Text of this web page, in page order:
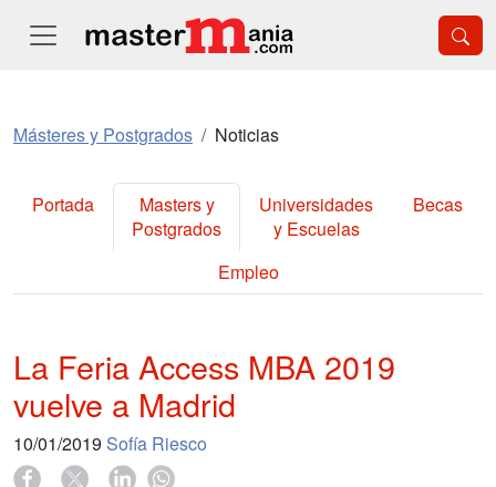
Másteres y Postgrados Noticias
Portada
Masters y
Postgrados
Universidades
y Escuelas
Becas
Empleo
La Feria Access MBA 2019
vuelve a Madrid
10/01/2019 Sofía Riesco